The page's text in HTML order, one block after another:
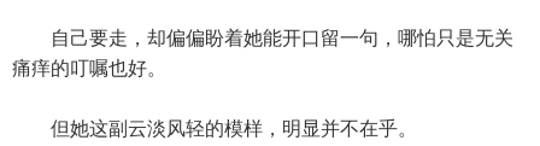
自己要走，却偏偏盼着她能开口留一句，哪怕只是无关
痛痒的叮嘱也好。
但她这副云淡风轻的模样，明显并不在乎。